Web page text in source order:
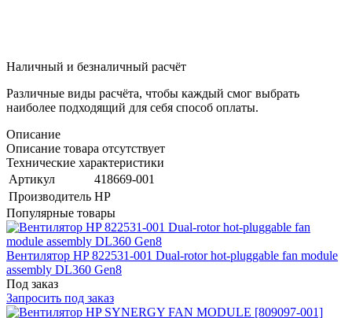
Наличный и безналичный расчёт
Различные виды расчёта, чтобы каждый смог выбрать
наиболее подходящий для себя способ оплаты.
Описание
Описание товара отсутствует
Технические характеристики
Артикул
418669-001
Производитель HP
Популярные товары
Вентилятор HP 822531-001 Dual-rotor hot-pluggable fan module
assembly DL360 Gen8
Под заказ
Запросить под заказ